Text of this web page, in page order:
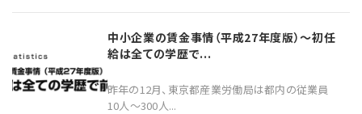
中小企業の賃金事情（平成27年度版）〜初任
給は全ての学歴で...
昨年の12月、東京都産業労働局は都内の従業員
10人〜300人...